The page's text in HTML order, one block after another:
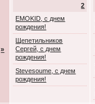
»
2
EMOKID, с днем
рождения!
Щепетильников
Сергей, с днем
рождения!
Stevesoume, с днем
рождения!